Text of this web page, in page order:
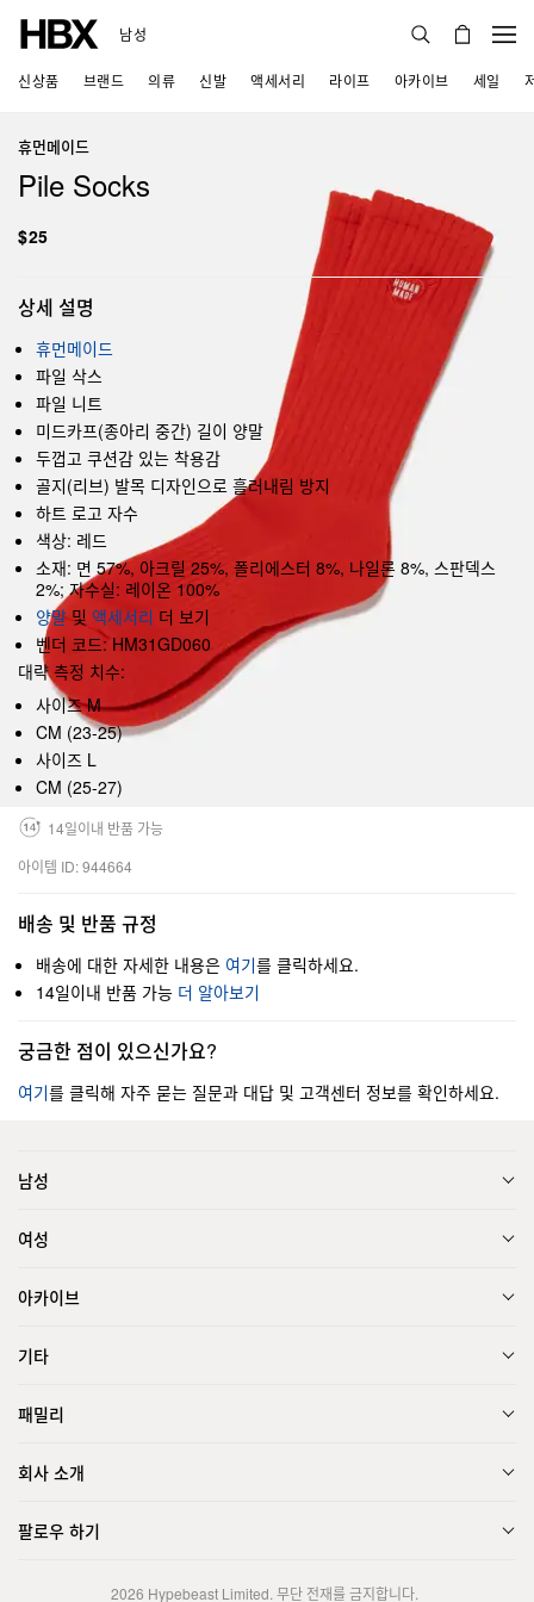
남성
신상품 브랜드 의류 신발 액세서리 라이프 아카이브 세일
휴먼메이드
Pile Socks
$25
상세 설명
휴먼메이드
파일 삭스
파일 니트
미드카프(종아리 중간) 길이 양말
두껍고 쿠션감 있는 착용감
골지(리브) 발목 디자인으로 흘러내림 방지
하트 로고 자수
색상: 레드
소재: 면 57%, 아크릴 25%, 폴리에스터 8%, 나일론 8%, 스판덱스
2%; 자수실: 레이온 100%
양말 및 액세서리 더 보기
벤더 코드: HM31GD060
대략 측정 치수:
사이즈 M
CM (23-25)
사이즈 L
CM (25-27)
14일이내 반품 가능
아이템 ID: 944664
배송 및 반품 규정
배송에 대한 자세한 내용은 여기를 클릭하세요.
14일이내 반품 가능 더 알아보기
궁금한 점이 있으신가요?
여기를 클릭해 자주 묻는 질문과 대답 및 고객센터 정보를 확인하세요.
남성
여성
아카이브
기타
패밀리
회사 소개
팔로우 하기
2026 Hypebeast Limited. 무단 전재를 금지합니다.